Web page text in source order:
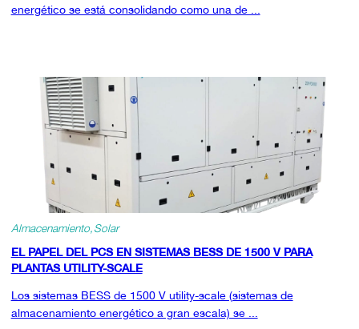
energético se está consolidando como una de ...
Almacenamiento Solar
EL PAPEL DEL PCS EN SISTEMAS BESS DE 1500 V PARA
PLANTAS UTILITY-SCALE
Los sistemas BESS de 1500 V utility-scale (sistemas de
almacenamiento energético a gran escala) se ...